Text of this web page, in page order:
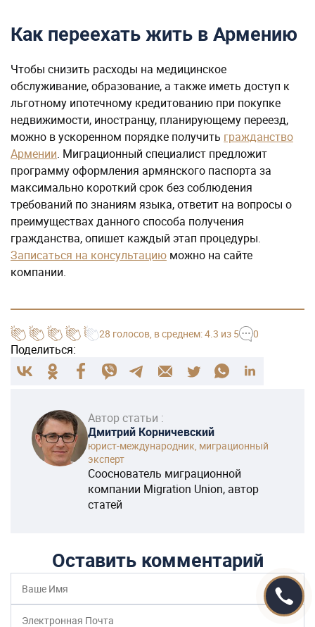
Как переехать жить в Армению
Чтобы снизить расходы на медицинское
обслуживание, образование, а также иметь доступ к
льготному ипотечному кредитованию при покупке
недвижимости, иностранцу, планирующему переезд,
можно в ускоренном порядке получить гражданство
Армении. Миграционный специалист предложит
программу оформления армянского паспорта за
максимально короткий срок без соблюдения
требований по знаниям языка, ответит на вопросы о
преимуществах данного способа получения
гражданства, опишет каждый этап процедуры.
Записаться на консультацию можно на сайте
компании.
28 голосов , в среднем:4.3 из 5 0
Поделиться:
Автор статьи :
Дмитрий Корничевский
юрист-международник, миграционный
эксперт
Сооснователь миграционной
компании Migration Union, автор
статей
Оставить комментарий